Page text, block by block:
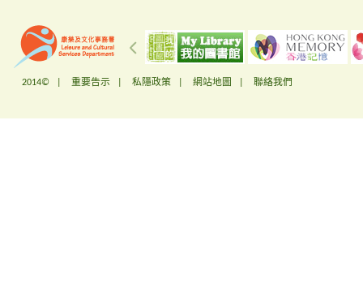
2014© | 重要告示 私隱政策 網站地圖 聯絡我們